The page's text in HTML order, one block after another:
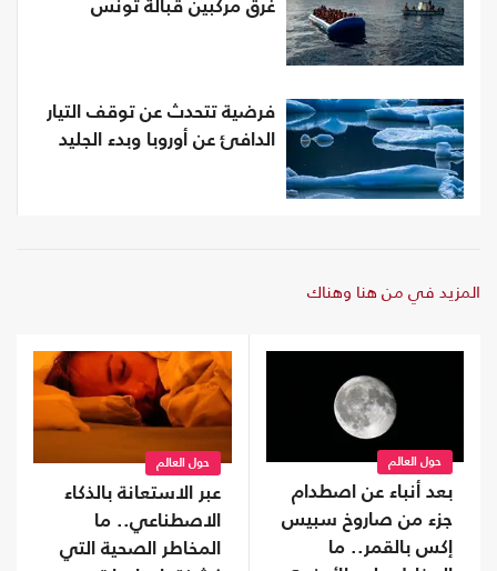
غرق مركبين قبالة تونس
فرضية تتحدث عن توقف التيار
الدافئ عن أوروبا وبدء الجليد
المزيد في من هنا وهناك
حول العالم
بعد أنباء عن اصطدام
جزء من صاروخ سبيس
إكس بالقمر.. ما
حول العالم
عبر الاستعانة بالذكاء
الاصطناعي.. ما
المخاطر الصحية التي